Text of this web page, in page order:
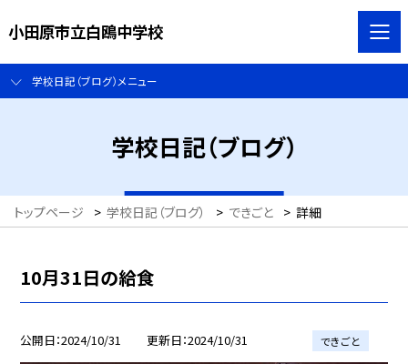
小田原市立白鴎中学校
学校日記（ブログ）メニュー
学校日記（ブログ）
トップページ > 学校日記（ブログ） > できごと > 詳細
10月31日の給食
公開日 2024/10/31 更新日 2024/10/31 できごと